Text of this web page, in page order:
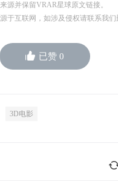
源并保留VRAR星球原文链接。
于互联网，如涉及侵权请联系我们
已赞 0
3D电影